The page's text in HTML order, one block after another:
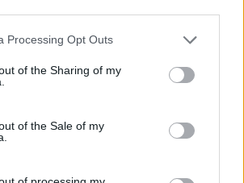
website/app uses one or more Google
or usage behaviour. You may click to
to Google and its third-party tags to
specified purposes in below Google
Processing Opt Outs
of the Sharing of my
of the Sale of my